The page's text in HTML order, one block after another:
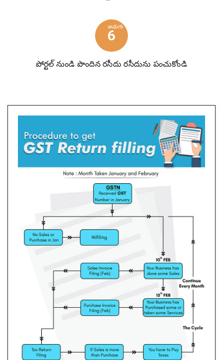
అడుగు
6
పోర్టల్ నుండి పొందిన రసీదు రసీదును పంచుకోండి